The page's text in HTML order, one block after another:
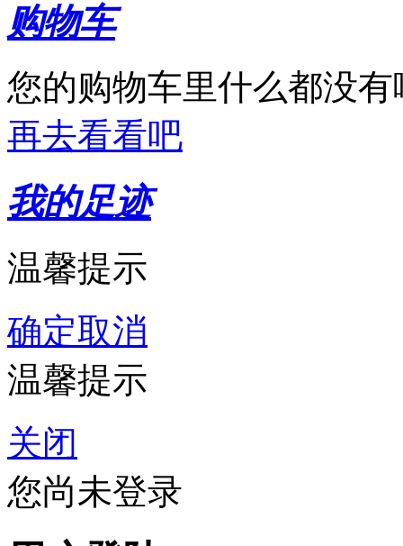
购物车
您的购物车里什么都没有
再去看看吧
我的足迹
温馨提示
确定取消
温馨提示
关闭
您尚未登录